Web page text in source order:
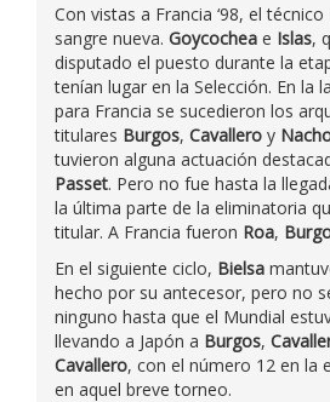
Con vistas a Francia ‘98, el técnico
sangre nueva. Goycochea e Islas,
disputado el puesto durante la
tenían lugar en la Selección. En la
para Francia se sucedieron los
titulares Burgos, Cavallero y
tuvieron alguna actuación
Passet. Pero no fue hasta la
la última parte de la eliminatoria
titular. A Francia fueron Roa,
En el siguiente ciclo, Bielsa
hecho por su antecesor, pero no
ninguno hasta que el Mundial
llevando a Japón a Burgos,
Cavallero, con el número 12 en la
en aquel breve torneo.